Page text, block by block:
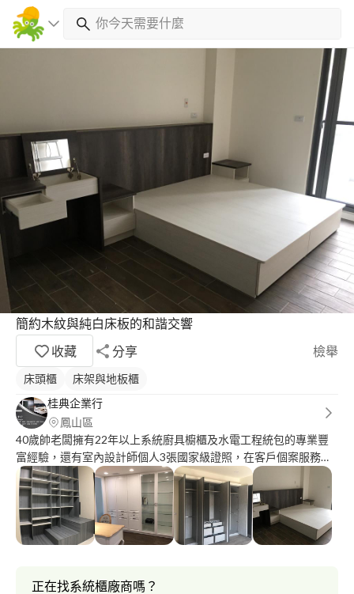
簡約木紋與純白床板的和諧交響
收藏
分享 檢舉
床頭櫃
床架與地板櫃
桂典企業行
鳳山區
40歲帥老闆擁有22年以上系統廚具櫥櫃及水電工程統包的專業豐
富經驗，還有室內設計師個人3張國家級證照，在客戶個案服務和
工程接案中，自家工廠進口歐洲板材-專人設計整合規劃及安裝工
程-售後服務，都深植客戶喜愛，建立長久以來口碑信任，歡迎大
家洽詢服務?‍♂️
正在找系統櫃廠商嗎？